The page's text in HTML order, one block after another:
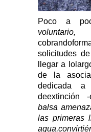
Poco a
solicitudes
llegar a
de la
dedicada
deextinción
balsa
las primeras